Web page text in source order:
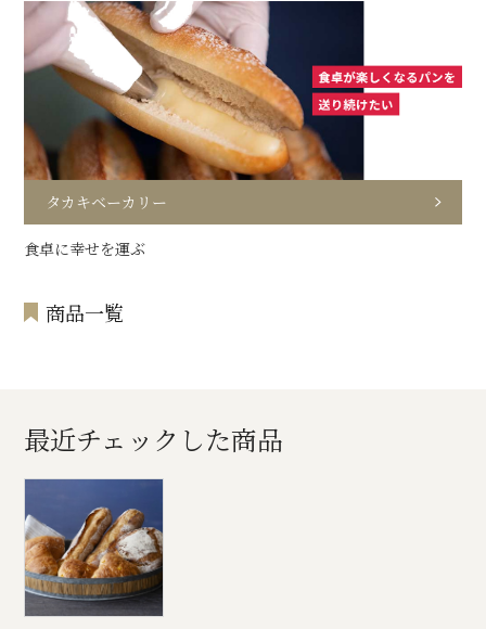
タカキベーカリー
食卓に幸せを運ぶ
商品一覧
最近チェックした商品